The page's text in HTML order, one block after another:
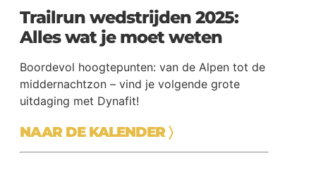
Trailrun wedstrijden 2025:
Alles wat je moet weten
Boordevol hoogtepunten: van de Alpen tot de
middernachtzon – vind je volgende grote
uitdaging met Dynafit!
NAAR DE KALENDER〉